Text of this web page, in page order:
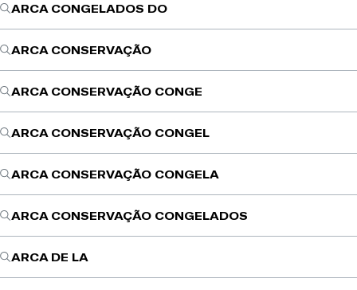
ARCA CONGELADOS DO
ARCA CONSERVAÇÃO
ARCA CONSERVAÇÃO CONGE
ARCA CONSERVAÇÃO CONGEL
ARCA CONSERVAÇÃO CONGELA
ARCA CONSERVAÇÃO CONGELADOS
ARCA DE LA